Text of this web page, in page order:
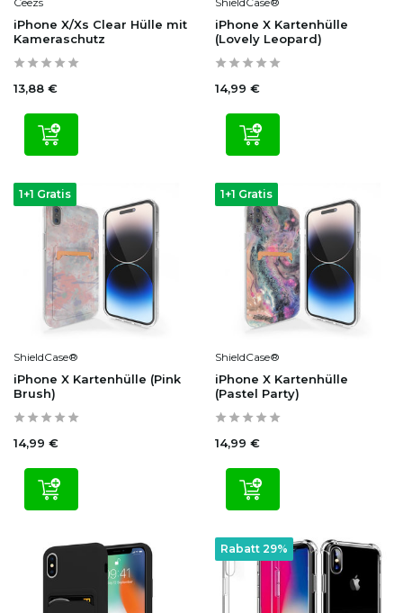
iPhone X/Xs Clear Hülle mit
Kameraschutz
13,88 €
iPhone X Kartenhülle
(Lovely Leopard)
14,99 €
1+1 Gratis
ShieldCase®
iPhone X Kartenhülle (Pink
Brush)
14,99 €
1+1 Gratis
ShieldCase®
iPhone X Kartenhülle
(Pastel Party)
14,99 €
Rabatt 29%